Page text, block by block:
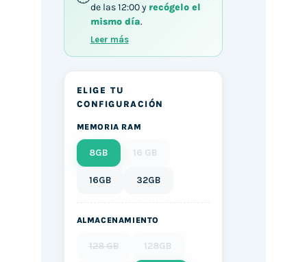
de las 12:00 y recógelo el
mismo día.
Leer más
ELIGE TU
CONFIGURACIÓN
MEMORIA RAM
8GB 16 GB
16GB 32GB
ALMACENAMIENTO
128 GB 128GB